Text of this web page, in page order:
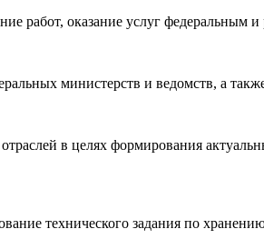
работ, оказание услуг
министерств и ведомств, а
в целях формирования
технического задания по